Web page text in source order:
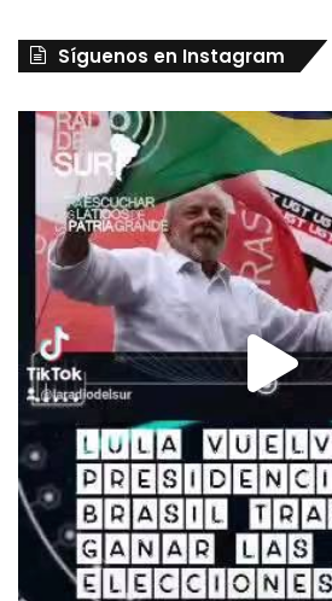
Síguenos en Instagram